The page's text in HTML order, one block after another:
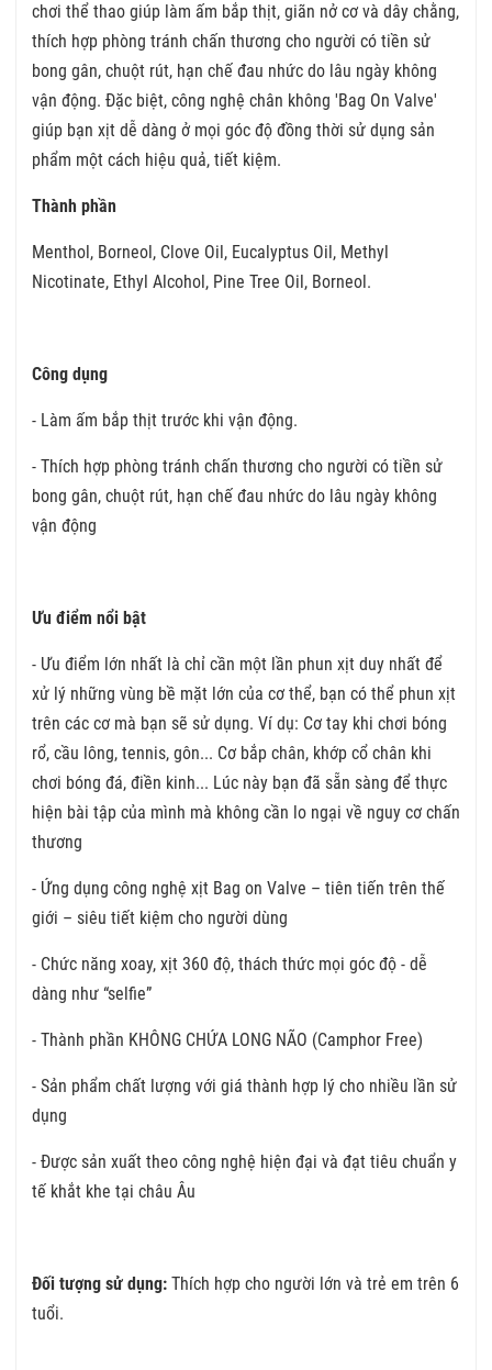
chơi thể thao giúp làm ấm bắp thịt, giãn nở cơ và dây chằng,
thích hợp phòng tránh chấn thương cho người có tiền sử
bong gân, chuột rút, hạn chế đau nhức do lâu ngày không
vận động. Đặc biệt, công nghệ chân không 'Bag On Valve'
giúp bạn xịt dễ dàng ở mọi góc độ đồng thời sử dụng sản
phẩm một cách hiệu quả, tiết kiệm.
Thành phần
Menthol, Borneol, Clove Oil, Eucalyptus Oil, Methyl
Nicotinate, Ethyl Alcohol, Pine Tree Oil, Borneol.
Công dụng
- Làm ấm bắp thịt trước khi vận động.
- Thích hợp phòng tránh chấn thương cho người có tiền sử
bong gân, chuột rút, hạn chế đau nhức do lâu ngày không
vận động
Ưu điểm nổi bật
- Ưu điểm lớn nhất là chỉ cần một lần phun xịt duy nhất để
xử lý những vùng bề mặt lớn của cơ thể, bạn có thể phun xịt
trên các cơ mà bạn sẽ sử dụng. Ví dụ: Cơ tay khi chơi bóng
rổ, cầu lông, tennis, gôn... Cơ bắp chân, khớp cổ chân khi
chơi bóng đá, điền kinh... Lúc này bạn đã sẵn sàng để thực
hiện bài tập của mình mà không cần lo ngại về nguy cơ chấn
thương
- Ứng dụng công nghệ xịt Bag on Valve – tiên tiến trên thế
giới – siêu tiết kiệm cho người dùng
- Chức năng xoay, xịt 360 độ, thách thức mọi góc độ - dễ
dàng như “selfie”
- Thành phần KHÔNG CHỨA LONG NÃO (Camphor Free)
- Sản phẩm chất lượng với giá thành hợp lý cho nhiều lần sử
dụng
- Được sản xuất theo công nghệ hiện đại và đạt tiêu chuẩn y
tế khắt khe tại châu Âu
Đối tượng sử dụng: Thích hợp cho người lớn và trẻ em trên 6
tuổi.